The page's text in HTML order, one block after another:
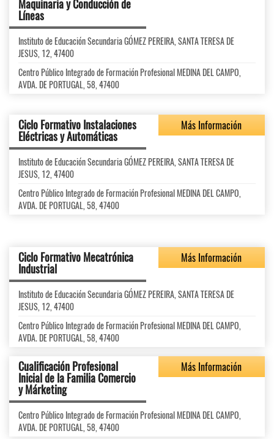
Maquinaria y Conducción de
Líneas
Instituto de Educación Secundaria GÓMEZ PEREIRA, SANTA TERESA DE
JESUS, 12, 47400
Centro Público Integrado de Formación Profesional MEDINA DEL CAMPO,
AVDA. DE PORTUGAL, 58, 47400
Ciclo Formativo Instalaciones
Eléctricas y Automáticas
Más Información
Instituto de Educación Secundaria GÓMEZ PEREIRA, SANTA TERESA DE
JESUS, 12, 47400
Centro Público Integrado de Formación Profesional MEDINA DEL CAMPO,
AVDA. DE PORTUGAL, 58, 47400
Ciclo Formativo Mecatrónica
Industrial
Más Información
Instituto de Educación Secundaria GÓMEZ PEREIRA, SANTA TERESA DE
JESUS, 12, 47400
Centro Público Integrado de Formación Profesional MEDINA DEL CAMPO,
AVDA. DE PORTUGAL, 58, 47400
Cualificación Profesional
Inicial de la Familia Comercio
y Márketing
Más Información
Centro Público Integrado de Formación Profesional MEDINA DEL CAMPO,
AVDA. DE PORTUGAL, 58, 47400